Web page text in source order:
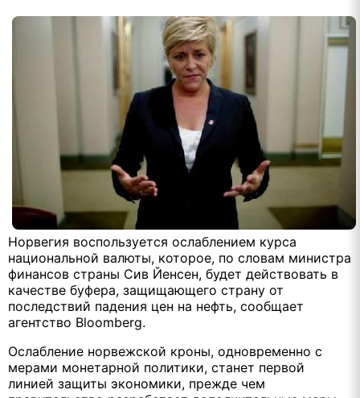
Норвегия воспользуется ослаблением курса
национальной валюты, которое, по словам министра
финансов страны Сив Йенсен, будет действовать в
качестве буфера, защищающего страну от
последствий падения цен на нефть, сообщает
агентство Bloomberg.
Ослабление норвежской кроны, одновременно с
мерами монетарной политики, станет первой
линией защиты экономики, прежде чем